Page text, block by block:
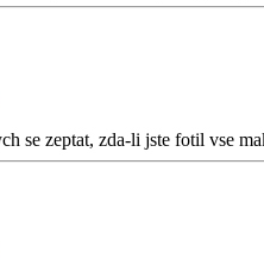
se zeptat, zda-li jste fotil vse